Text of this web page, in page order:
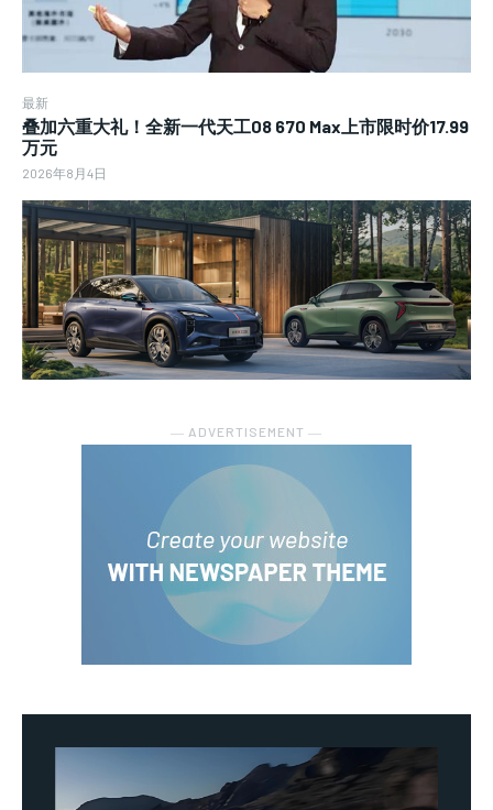
最新
叠加六重大礼！全新一代天工08 670 Max上市限时价17.99
万元
2026年8月4日
― ADVERTISEMENT ―